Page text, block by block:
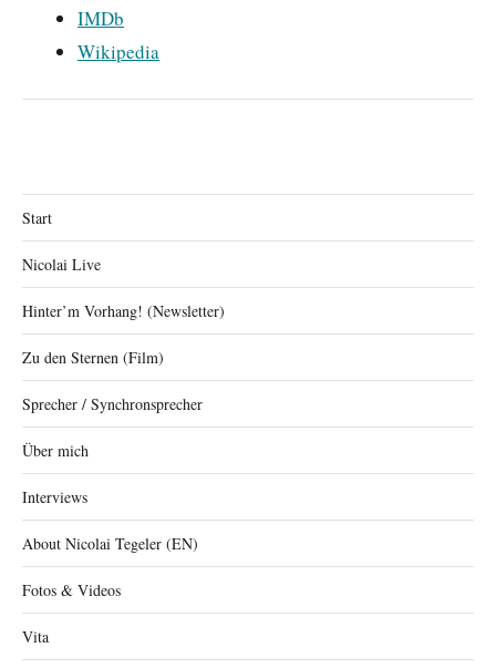
IMDb
Wikipedia
Start
Nicolai Live
Hinter’m Vorhang! (Newsletter)
Zu den Sternen (Film)
Sprecher / Synchronsprecher
Über mich
Interviews
About Nicolai Tegeler (EN)
Fotos & Videos
Vita